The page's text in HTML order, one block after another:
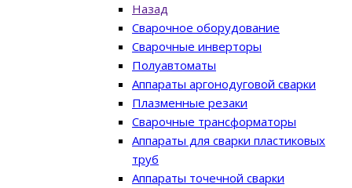
Назад
Сварочное оборудование
Сварочные инверторы
Полуавтоматы
Аппараты аргонодуговой сварки
Плазменные резаки
Сварочные трансформаторы
Аппараты для сварки пластиковых
труб
Аппараты точечной сварки